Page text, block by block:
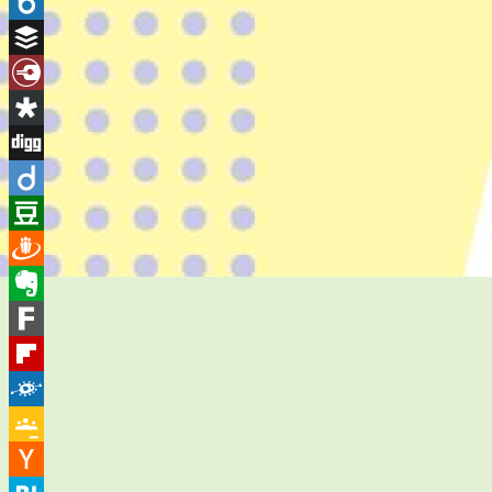
Box.net
Buffer
Diary.Ru
Diaspora
Digg
Diigo
Douban
Draugiem
Evernote
Fark
Flipboard
Folkd
Google